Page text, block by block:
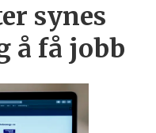
synes
å få jobb